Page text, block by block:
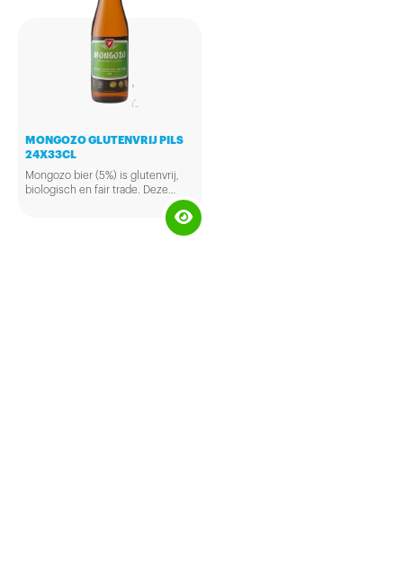
MONGOZO GLUTENVRIJ PILS
24X33CL
Mongozo bier (5%) is glutenvrij,
biologisch en fair trade. Deze
premium pils is licht bitter, fris en
zacht van smaak. De brouwer
maakt puur en alleen gebruik van